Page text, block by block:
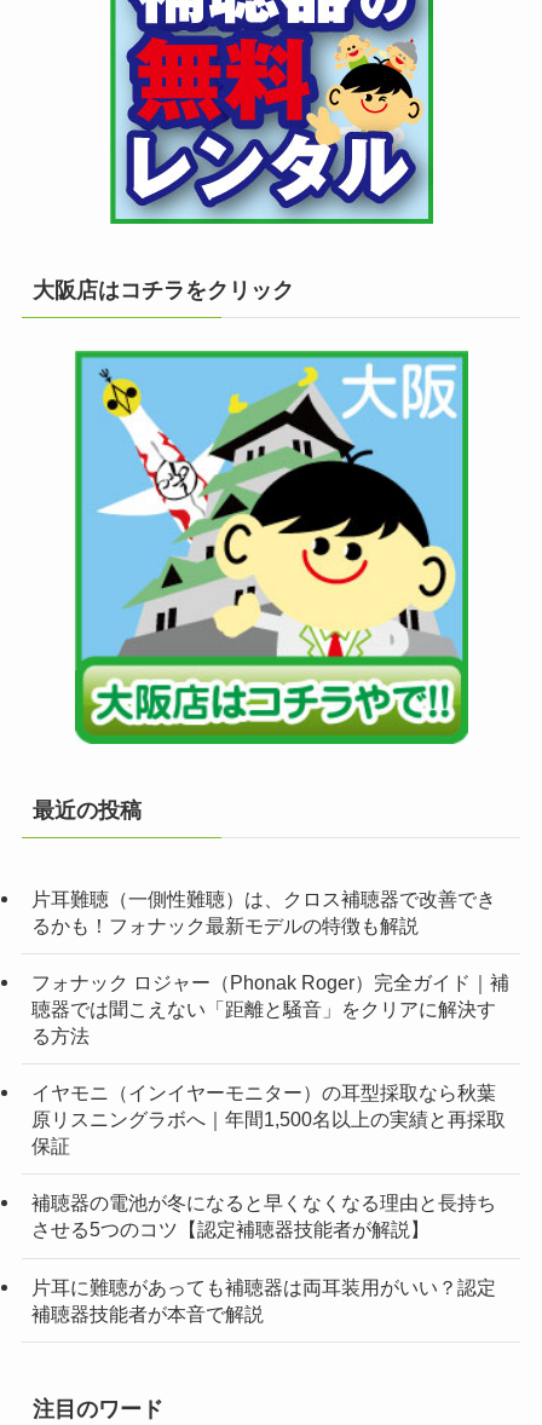
大阪店はコチラをクリック
最近の投稿
片耳難聴（一側性難聴）は、クロス補聴器で改善でき
るかも！フォナック最新モデルの特徴も解説
フォナック ロジャー（Phonak Roger）完全ガイド｜補
聴器では聞こえない「距離と騒音」をクリアに解決す
る方法
イヤモニ（インイヤーモニター）の耳型採取なら秋葉
原リスニングラボへ｜年間1,500名以上の実績と再採取
保証
補聴器の電池が冬になると早くなくなる理由と長持ち
させる5つのコツ【認定補聴器技能者が解説】
片耳に難聴があっても補聴器は両耳装用がいい？認定
補聴器技能者が本音で解説
注目のワード